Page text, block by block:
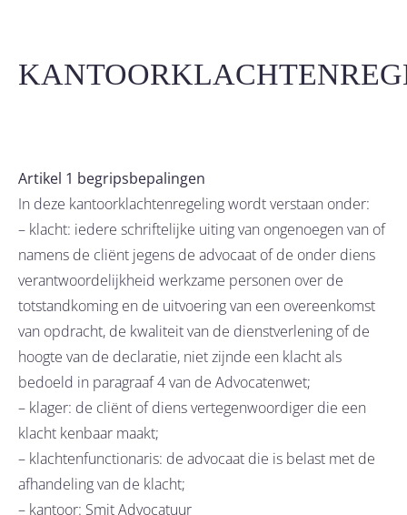
Artikel 1 begripsbepalingen
In deze kantoorklachtenregeling wordt verstaan onder:
– klacht: iedere schriftelijke uiting van ongenoegen van of
namens de cliënt jegens de advocaat of de onder diens
verantwoordelijkheid werkzame personen over de
totstandkoming en de uitvoering van een overeenkomst
van opdracht, de kwaliteit van de dienstverlening of de
hoogte van de declaratie, niet zijnde een klacht als
bedoeld in paragraaf 4 van de Advocatenwet;
– klager: de cliënt of diens vertegenwoordiger die een
klacht kenbaar maakt;
– klachtenfunctionaris: de advocaat die is belast met de
afhandeling van de klacht;
– kantoor: Smit Advocatuur